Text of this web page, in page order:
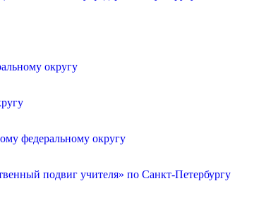
округу
федеральному округу
подвиг учителя» по Санкт-Петербургу